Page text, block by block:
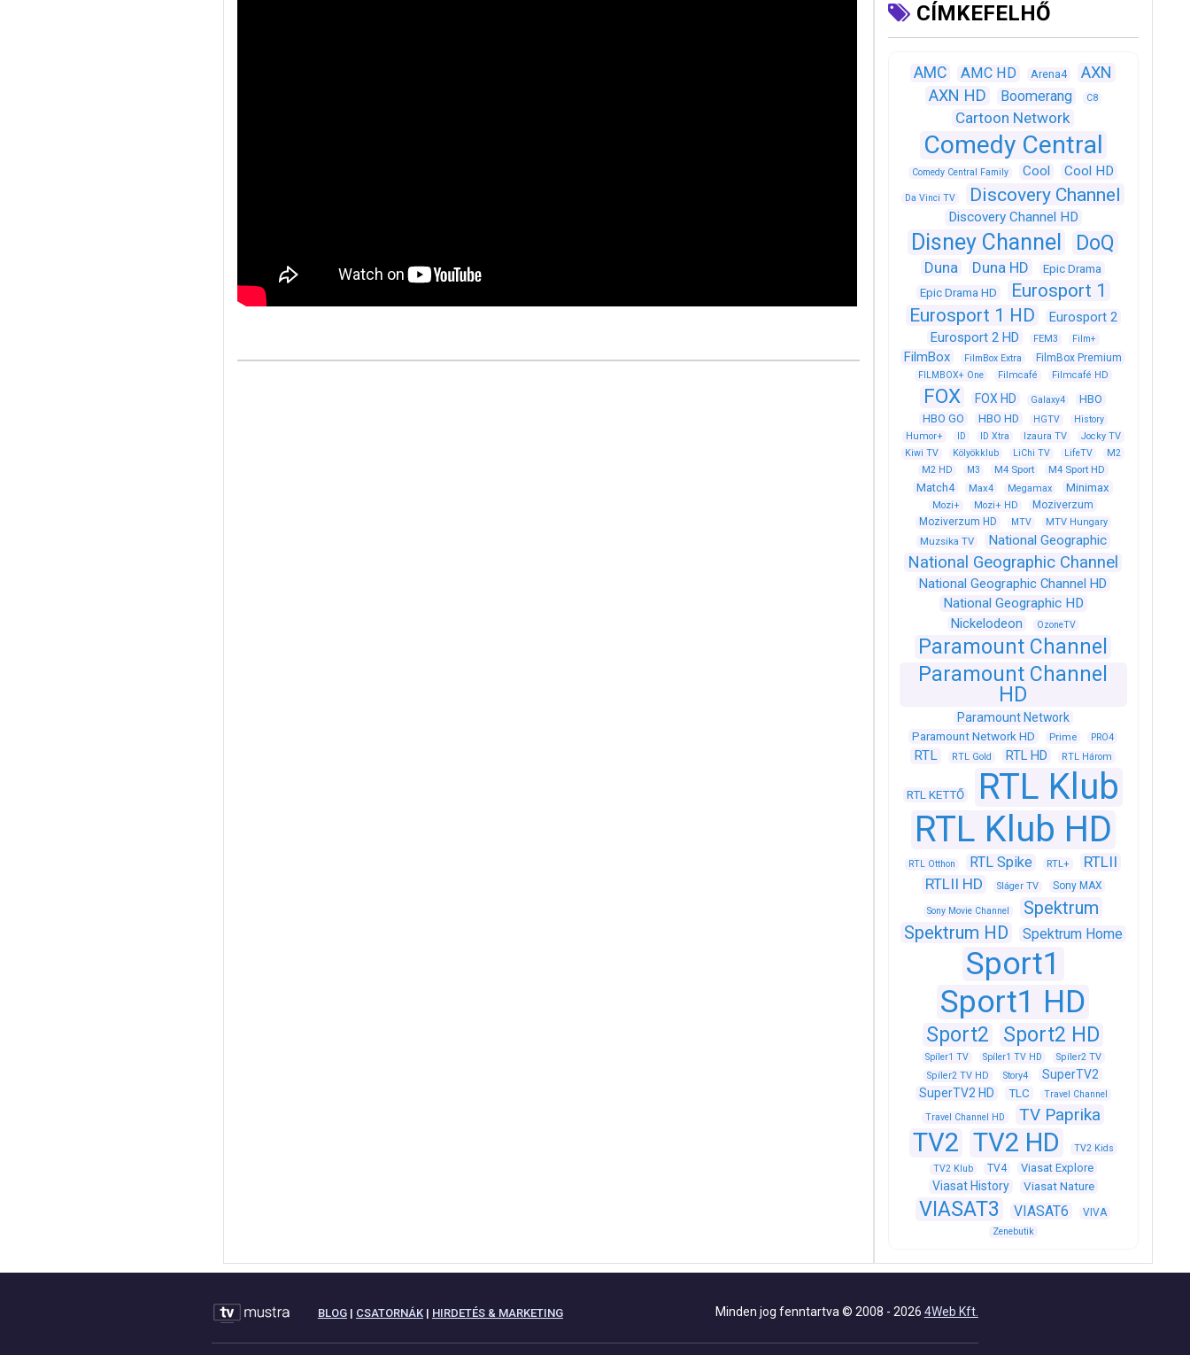
CÍMKEFELHŐ
AMC AMC HD Arena4
AXN
AXN HD
Boomerang C8
Cartoon Network
Comedy Central
Comedy Central Family Cool Cool HD
Da Vinci TV Discovery Channel
Discovery Channel HD
Disney Channel DoQ
Duna Duna HD
Epic Drama
Epic Drama HD
Eurosport 1
Eurosport 1 HD
Eurosport 2
Eurosport 2 HD
FEM3 Film+
FilmBox FilmBox Extra FilmBox Premium
FILMBOX+ One Filmcafé Filmcafé HD
FOX FOX HD Galaxy4
HBO
HBO GO
HBO HD HGTV
History
Humor+
ID ID Xtra Izaura TV
Jocky TV
Kiwi TV
Kölyökklub LiChi TV LifeTV
M2
M2 HD
M3 M4 Sport M4 Sport HD
Match4 Max4 Megamax Minimax
Mozi+ Mozi+ HD
Moziverzum
Moziverzum HD
MTV MTV Hungary
Muzsika TV National Geographic
National Geographic Channel
National Geographic Channel HD
National Geographic HD
Nickelodeon
OzoneTV
Paramount Channel
Paramount Channel
HD
Paramount Network
Paramount Network HD Prime PRO4
RTL RTL Gold RTL HD RTL Három
RTL KETTŐ
RTL Klub
RTL Klub HD
RTL Otthon RTL Spike RTL+
RTLII
RTLII HD
Sláger TV Sony MAX
Sony Movie Channel
Spektrum
Spektrum HD
Spektrum Home
Sport1
Sport1 HD
Sport2 Sport2 HD
Spíler1 TV Spíler1 TV HD
Spíler2 TV
Spíler2 TV HD
Story4
SuperTV2
SuperTV2 HD
TLC
Travel Channel
Travel Channel HD
TV Paprika
TV2 TV2 HD
TV2 Kids
TV2 Klub
TV4 Viasat Explore
Viasat History Viasat Nature
VIASAT3 VIASAT6 VIVA
Zenebutik
BLOG| CSATORNÁK| HIRDETÉS & MARKETING Minden jog fenntartva © 2008 - 2026 4Web Kft.